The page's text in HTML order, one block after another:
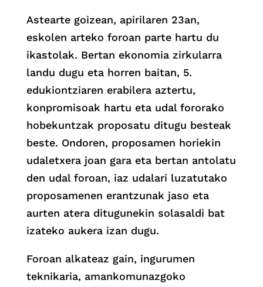
Astearte goizean, apirilaren 23an,
eskolen arteko foroan parte hartu du
ikastolak. Bertan ekonomia zirkularra
landu dugu eta horren baitan, 5.
edukiontziaren erabilera aztertu,
konpromisoak hartu eta udal fororako
hobekuntzak proposatu ditugu besteak
beste. Ondoren, proposamen horiekin
udaletxera joan gara eta bertan antolatu
den udal foroan, iaz udalari luzatutako
proposamenen erantzunak jaso eta
aurten atera ditugunekin solasaldi bat
izateko aukera izan dugu.
Foroan alkateaz gain, ingurumen
teknikaria, amankomunazgoko